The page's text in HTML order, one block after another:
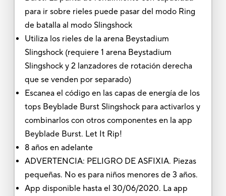
para ir sobre rieles puede pasar del modo Ring
de batalla al modo Slingshock
Utiliza los rieles de la arena Beystadium
Slingshock (requiere 1 arena Beystadium
Slingshock y 2 lanzadores de rotación derecha
que se venden por separado)
Escanea el código en las capas de energía de los
tops Beyblade Burst Slingshock para activarlos y
combinarlos con otros componentes en la app
Beyblade Burst. Let It Rip!
8 años en adelante
ADVERTENCIA: PELIGRO DE ASFIXIA. Piezas
pequeñas. No es para niños menores de 3 años.
App disponible hasta el 30/06/2020. La app